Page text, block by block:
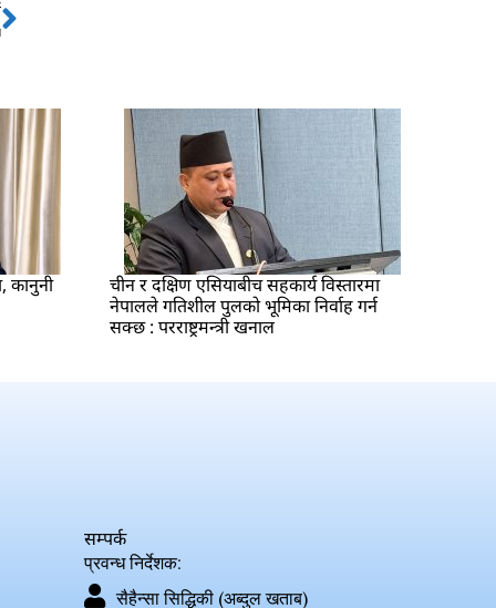
Next
कानुनी
चीन र दक्षिण एसियाबीच सहकार्य विस्तारमा
नेपालले गतिशील पुलको भूमिका निर्वाह गर्न
सक्छ : परराष्ट्रमन्त्री खनाल
सम्पर्क
प्रवन्ध निर्देशक:
सैहैन्सा सिद्धिकी (अब्दुल खताब)